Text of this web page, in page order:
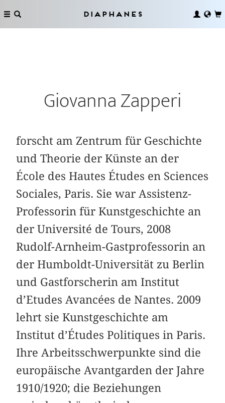
Diaphanes
Giovanna Zapperi
forscht am Zentrum für Geschichte
und Theorie der Künste an der
École des Hautes Études en Sciences
Sociales, Paris. Sie war Assistenz-
Professorin für Kunstgeschichte an
der Université de Tours, 2008
Rudolf-Arnheim-Gastprofessorin an
der Humboldt-Universität zu Berlin
und Gastforscherin am Institut
d’Etudes Avancées de Nantes. 2009
lehrt sie Kunstgeschichte am
Institut d’Études Politiques in Paris.
Ihre Arbeitsschwerpunkte sind die
europäische Avantgarden der Jahre
1910/1920; die Beziehungen